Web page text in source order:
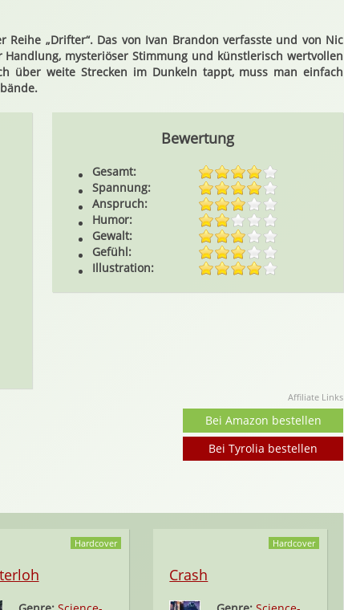
Reihe „Drifter“. Das von Ivan Brandon verfasste und von Nic
mysteriöser Stimmung und künstlerisch wertvollen
über weite Strecken im Dunkeln tappt, muss man einfach
Bewertung
Gesamt:
Spannung:
Anspruch:
Humor:
Gewalt:
Gefühl:
Illustration:
Affiliate Links
Bei Amazon bestellen
Bei Tyrolia bestellen
Hardcover Hardcover
Crash